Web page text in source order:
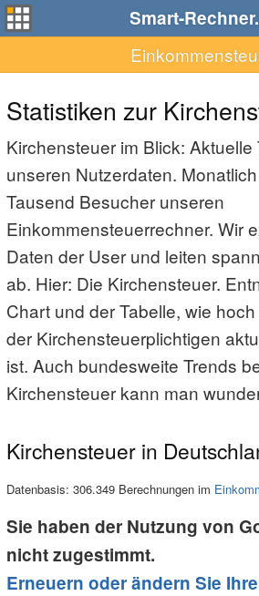
Smart-
Statistiken zur
Kirchensteuer im Blick: Aktuelle
unseren Nutzerdaten.
Tausend Besucher unseren
Einkommensteuerrechner. Wir
Daten der User und leiten
ab. Hier: Die Kirchensteuer.
Chart und der Tabelle, wie
der Kirchensteuerplichtigen
ist. Auch bundesweite Trends
Kirchensteuer kann man
Kirchensteuer in
Datenbasis: 306.349 Berechnungen im
Sie haben der Nutzung von
nicht zugestimmt.
Erneuern oder ändern Sie